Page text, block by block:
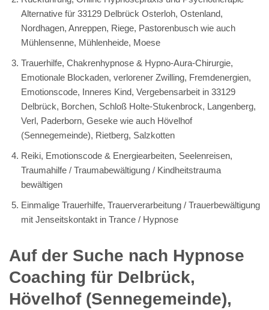
Alternative für 33129 Delbrück Osterloh, Ostenland,
Nordhagen, Anreppen, Riege, Pastorenbusch wie auch
Mühlensenne, Mühlenheide, Moese
Trauerhilfe, Chakrenhypnose & Hypno-Aura-Chirurgie,
Emotionale Blockaden, verlorener Zwilling, Fremdenergien,
Emotionscode, Inneres Kind, Vergebensarbeit in 33129
Delbrück, Borchen, Schloß Holte-Stukenbrock, Langenberg,
Verl, Paderborn, Geseke wie auch Hövelhof
(Sennegemeinde), Rietberg, Salzkotten
Reiki, Emotionscode & Energiearbeiten, Seelenreisen,
Traumahilfe / Traumabewältigung / Kindheitstrauma
bewältigen
Einmalige Trauerhilfe, Trauerverarbeitung / Trauerbewältigung
mit Jenseitskontakt in Trance / Hypnose
Auf der Suche nach Hypnose
Coaching für Delbrück,
Hövelhof (Sennegemeinde),